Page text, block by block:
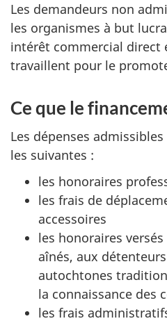
Les demandeurs non
les organismes à but
intérêt commercial direct
travaillent pour le
Ce que le
Les dépenses
les suivantes :
les honoraires
les frais de
accessoires
les honoraires
aînés, aux
autochtones
la connaissance des
les frais